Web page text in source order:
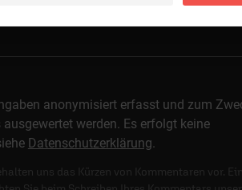
anonymisiert erfasst und zum
werden. Es erfolgt keine
Datenschutzerklärung.
uns das Kürzen von Kommentaren vor. Ein